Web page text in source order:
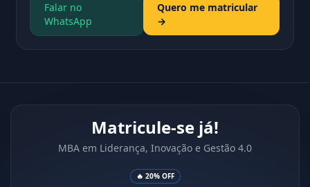
Falar no
WhatsApp
Quero me matricular
→
Matricule-se já!
MBA em Liderança, Inovação e Gestão 4.0
🔥 20% OFF